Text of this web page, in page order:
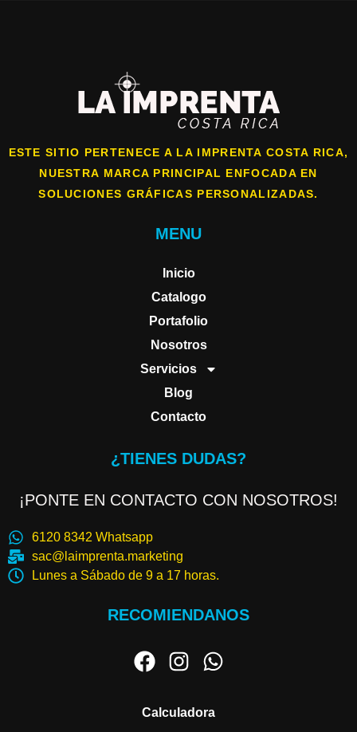
ESTE SITIO PERTENECE A LA IMPRENTA COSTA RICA,
NUESTRA MARCA PRINCIPAL ENFOCADA EN
SOLUCIONES GRÁFICAS PERSONALIZADAS.
MENU
Inicio
Catalogo
Portafolio
Nosotros
Servicios
Blog
Contacto
¿TIENES DUDAS?
¡PONTE EN CONTACTO CON NOSOTROS!
6120 8342 Whatsapp
sac@laimprenta.marketing
Lunes a Sábado de 9 a 17 horas.
RECOMIENDANOS
Calculadora